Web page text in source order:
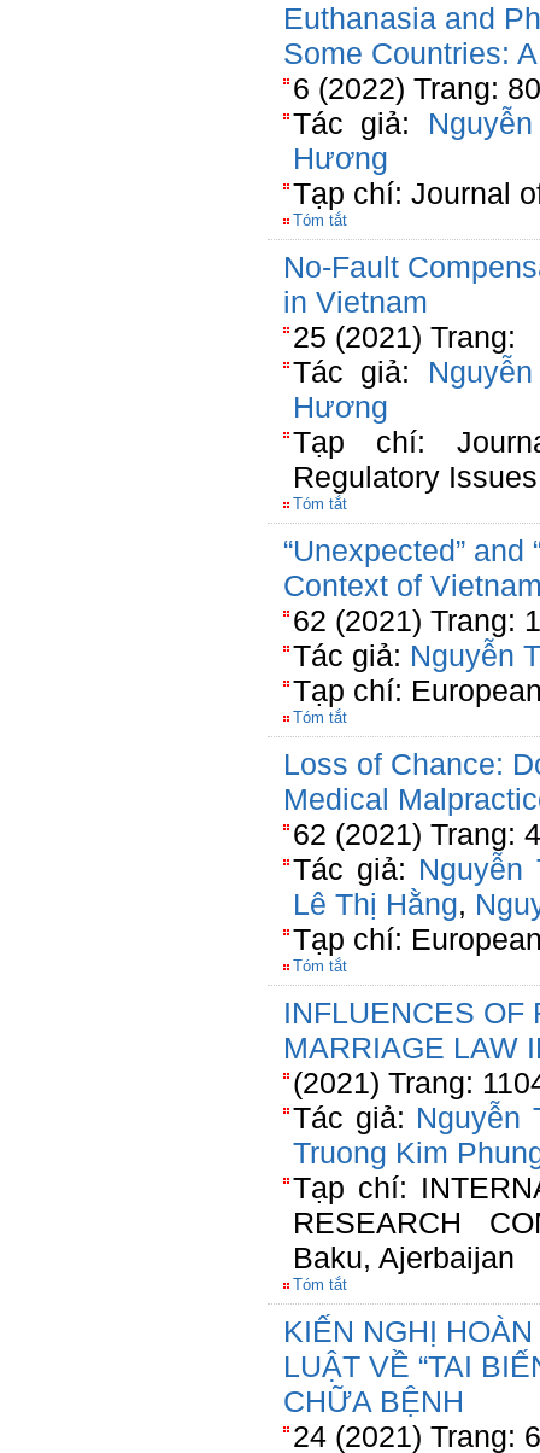
Euthanasia and
Some Countries:
6 (2022) Trang:
Tác giả:
Hương
Tạp chí: Journal
Tóm tắt
No-Fault
in Vietnam
25 (2021) Trang:
Tác giả:
Hương
Tạp chí:
Regulatory Issues
Tóm tắt
“Unexpected” and
Context of
62 (2021) Trang:
Tác giả: Nguyễn
Tạp chí:
Tóm tắt
Loss of Chance:
Medical
62 (2021) Trang:
Tác giả: Nguyễn
Lê Thị Hằng,
Tạp chí:
Tóm tắt
INFLUENCES OF
MARRIAGE LAW
(2021) Trang:
Tác giả: Nguyễn
Truong Kim
Tạp chí:
RESEARCH
Baku, Ajerbaijan
Tóm tắt
KIẾN NGHỊ
LUẬT VỀ “TAI
CHỮA BỆNH
24 (2021) Trang: